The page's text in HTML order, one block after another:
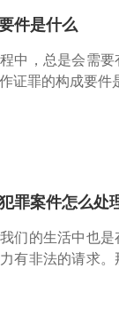
件是什么
，总是会需要
作证罪的构成
罪案件怎么处
的生活中也是
有非法的请求